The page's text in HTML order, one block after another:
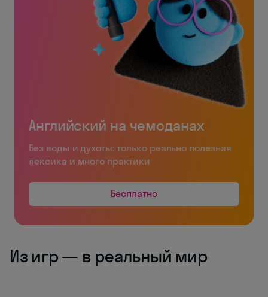
Английский на чемоданах
Без воды и духоты: только реально полезная
лексика и много практики
Бесплатно
Из игр — в реальный мир